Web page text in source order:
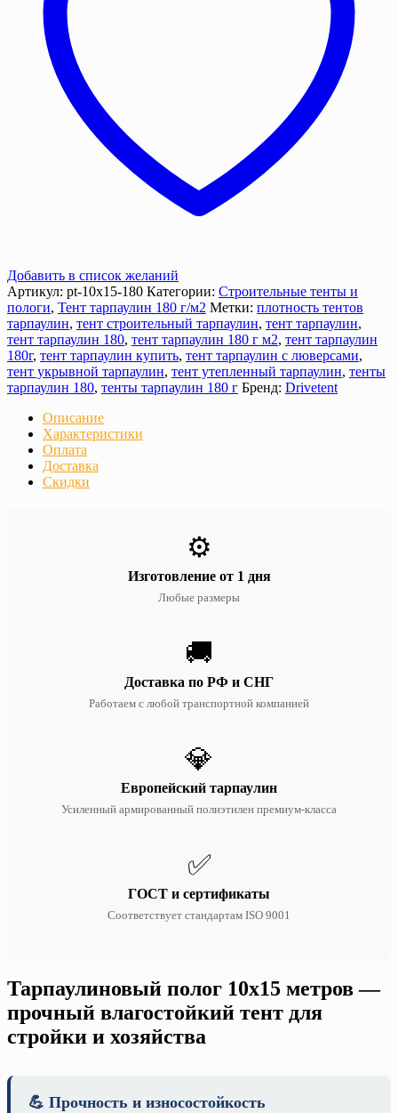
Добавить в список желаний
Артикул: pt-10х15-180 Категории: Строительные тенты и
пологи, Тент тарпаулин 180 г/м2 Метки: плотность тентов
тарпаулин, тент строительный тарпаулин, тент тарпаулин,
тент тарпаулин 180, тент тарпаулин 180 г м2, тент тарпаулин
180г, тент тарпаулин купить, тент тарпаулин с люверсами,
тент укрывной тарпаулин, тент утепленный тарпаулин, тенты
тарпаулин 180, тенты тарпаулин 180 г Бренд: Drivetent
Описание
Характеристики
Оплата
Доставка
Скидки
⚙️
Изготовление от 1 дня
Любые размеры
🚚
Доставка по РФ и СНГ
Работаем с любой транспортной компанией
💎
Европейский тарпаулин
Усиленный армированный полиэтилен премиум-класса
✅
ГОСТ и сертификаты
Соответствует стандартам ISO 9001
Тарпаулиновый полог 10х15 метров —
прочный влагостойкий тент для
стройки и хозяйства
💪 Прочность и износостойкость